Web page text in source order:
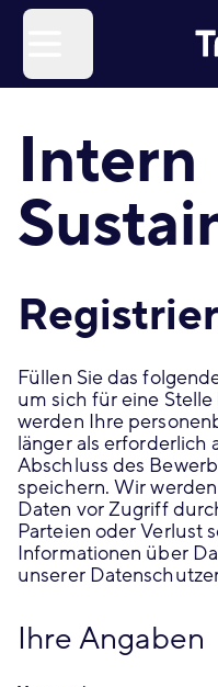
Intern
Füllen Sie das
um sich für eine
werden Ihre
länger als erforderlich
Abschluss des
speichern. Wir
Daten vor Zugriff
Parteien oder Verlust
Informationen über
unserer
Ihre Angaben